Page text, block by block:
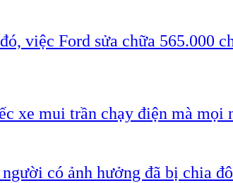
việc Ford sửa chữa 565.000
xe mui trần chạy điện mà mọi
có ảnh hưởng đã bị chia